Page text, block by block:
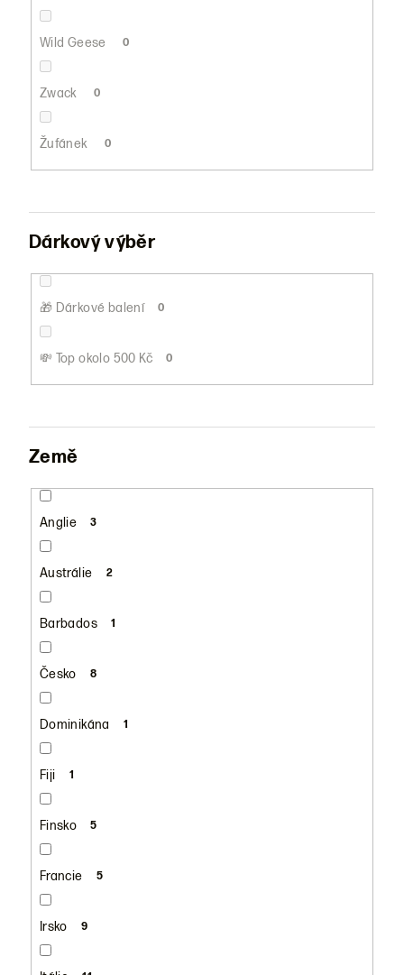
Wild Geese 0
Zwack 0
Žufánek 0
Dárkový výběr
🎁 Dárkové balení 0
💸 Top okolo 500 Kč 0
Země
Anglie 3
Austrálie 2
Barbados 1
Česko 8
Dominikána 1
Fiji 1
Finsko 5
Francie 5
Irsko 9